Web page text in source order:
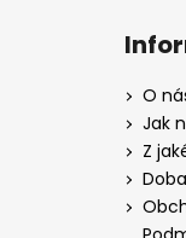
O
Jak
Z